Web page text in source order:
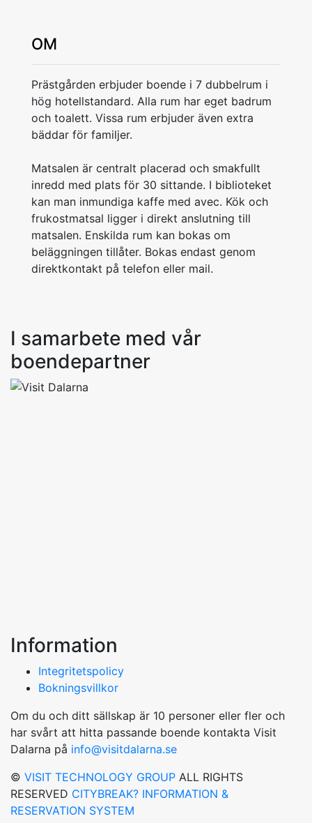
OM
Prästgården erbjuder boende i 7 dubbelrum i
hög hotellstandard. Alla rum har eget badrum
och toalett. Vissa rum erbjuder även extra
bäddar för familjer.
Matsalen är centralt placerad och smakfullt
inredd med plats för 30 sittande. I biblioteket
kan man inmundiga kaffe med avec. Kök och
frukostmatsal ligger i direkt anslutning till
matsalen. Enskilda rum kan bokas om
beläggningen tillåter. Bokas endast genom
direktkontakt på telefon eller mail.
I samarbete med vår
boendepartner
Information
Integritetspolicy
Bokningsvillkor
Om du och ditt sällskap är 10 personer eller fler och
har svårt att hitta passande boende kontakta Visit
Dalarna på info@visitdalarna.se
© VISIT TECHNOLOGY GROUP ALL RIGHTS
RESERVED CITYBREAK? INFORMATION &
RESERVATION SYSTEM